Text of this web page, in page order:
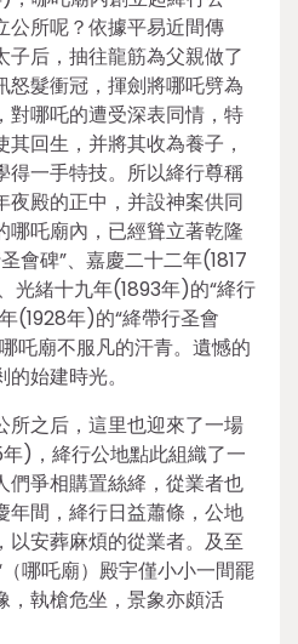
公所呢？依據平易近間傳
子后，抽往龍筋為父親做了
怒髮衝冠，揮劍將哪吒劈為
對哪吒的遭受深表同情，特
回生，并將其收為養子，
得一手特技。所以絳行尊稱
夜殿的正中，并設神案供同
哪吒廟內，已經聳立著乾隆
會碑”、嘉慶二十二年(1817
光緒十九年(1893年)的“絳行
(1928年)的“絳帶行圣會
吒廟不服凡的汗青。遺憾的
始建時光。
所之后，這里也迎來了一場
)，絳行公地點此組織了一
們爭相購置絲絳，從業者也
年間，絳行日益蕭條，公地
以安葬麻煩的從業者。及至
哪吒廟）殿宇僅小小一間罷
，執槍危坐，景象亦頗活